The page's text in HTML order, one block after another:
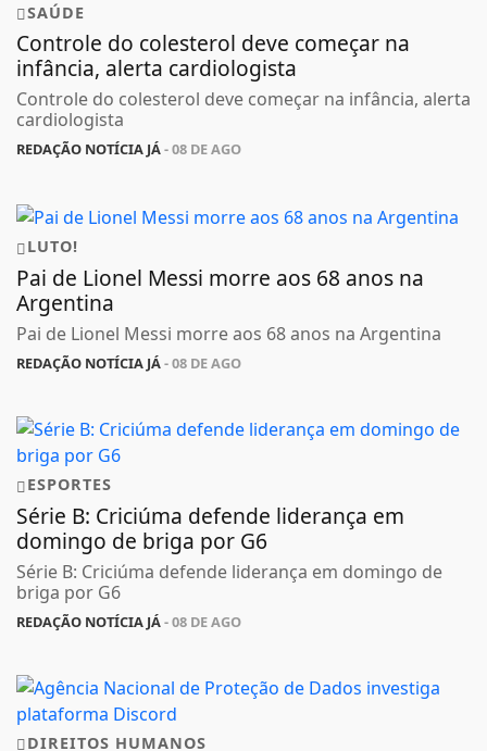
SAÚDE
Controle do colesterol deve começar na
infância, alerta cardiologista
Controle do colesterol deve começar na infância, alerta
cardiologista
REDAÇÃO NOTÍCIA JÁ- 08 DE AGO
LUTO!
Pai de Lionel Messi morre aos 68 anos na
Argentina
Pai de Lionel Messi morre aos 68 anos na Argentina
REDAÇÃO NOTÍCIA JÁ- 08 DE AGO
ESPORTES
Série B: Criciúma defende liderança em
domingo de briga por G6
Série B: Criciúma defende liderança em domingo de
briga por G6
REDAÇÃO NOTÍCIA JÁ- 08 DE AGO
DIREITOS HUMANOS